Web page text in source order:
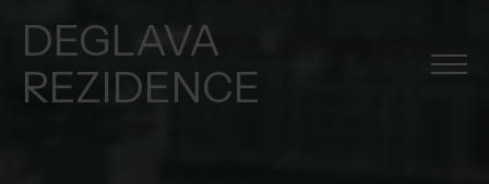
DEGLAVA
REZIDENCE